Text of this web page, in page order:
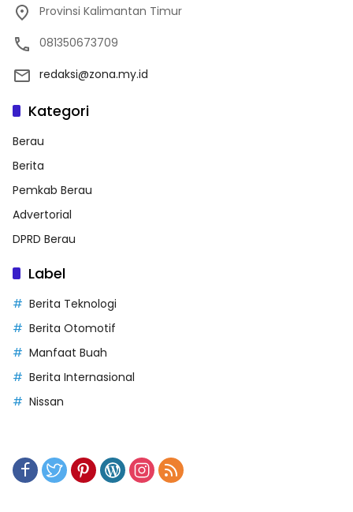
Provinsi Kalimantan Timur
081350673709
redaksi@zona.my.id
Kategori
Berau
Berita
Pemkab Berau
Advertorial
DPRD Berau
Label
Berita Teknologi
Berita Otomotif
Manfaat Buah
Berita Internasional
Nissan